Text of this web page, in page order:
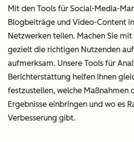
Mit den Tools für Social-Media-
Blogbeiträge und Video-Content
Netzwerken teilen. Machen Sie
gezielt die richtigen Nutzenden
aufmerksam. Unsere Tools für
Berichterstattung helfen Ihnen
festzustellen, welche Maßnahmen
Ergebnisse einbringen und wo es
Verbesserung gibt.